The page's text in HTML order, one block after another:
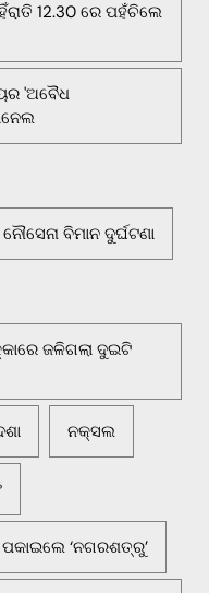
12.30 ରେ ପହଁଚିଲେ
'ଅବୈଧ
ବିମାନ ଦୁର୍ଘଟଣା
ଜଳିଗଲା ଦୁଇଟି
ନକ୍ସଲ
ପକାଇଲେ ‘ନଗରଶତ୍ରୁ’